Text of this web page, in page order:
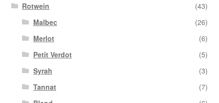
Rotwein
(43)
Malbec
(26)
Merlot
(6)
Petit Verdot
(5)
Syrah
(3)
Tannat
(7)